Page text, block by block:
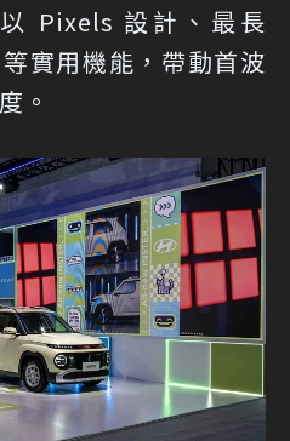
Pixels 設計、最長
實用機能，帶動首波
。